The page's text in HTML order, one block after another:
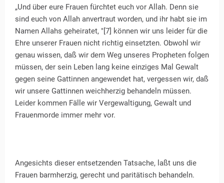
„Und über eure Frauen fürchtet euch vor Allah. Denn sie
sind euch von Allah anvertraut worden, und ihr habt sie im
Namen Allahs geheiratet, "[7] können wir uns leider für die
Ehre unserer Frauen nicht richtig einsetzten. Obwohl wir
genau wissen, daß wir dem Weg unseres Propheten folgen
müssen, der sein Leben lang keine einziges Mal Gewalt
gegen seine Gattinnen angewendet hat, vergessen wir, daß
wir unsere Gattinnen weichherzig behandeln müssen.
Leider kommen Fälle wir Vergewaltigung, Gewalt und
Frauenmorde immer mehr vor.
Angesichts dieser entsetzenden Tatsache, laßt uns die
Frauen barmherzig, gerecht und paritätisch behandeln.